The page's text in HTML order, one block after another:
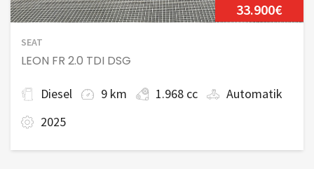
33.900€
SEAT
LEON FR 2.0 TDI DSG
Diesel 9 km 1.968 cc
Automatik
2025